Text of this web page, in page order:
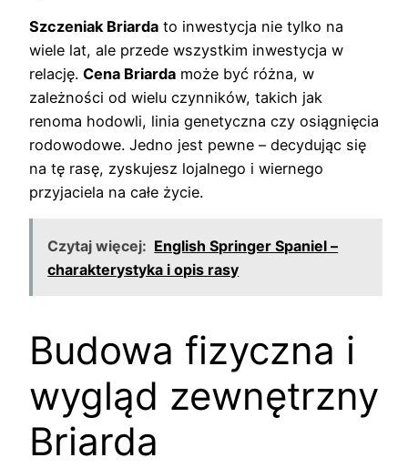
Szczeniak Briarda to inwestycja nie tylko na
wiele lat, ale przede wszystkim inwestycja w
relację. Cena Briarda może być różna, w
zależności od wielu czynników, takich jak
renoma hodowli, linia genetyczna czy osiągnięcia
rodowodowe. Jedno jest pewne – decydując się
na tę rasę, zyskujesz lojalnego i wiernego
przyjaciela na całe życie.
Czytaj więcej: English Springer Spaniel –
charakterystyka i opis rasy
Budowa fizyczna i
wygląd zewnętrzny
Briarda